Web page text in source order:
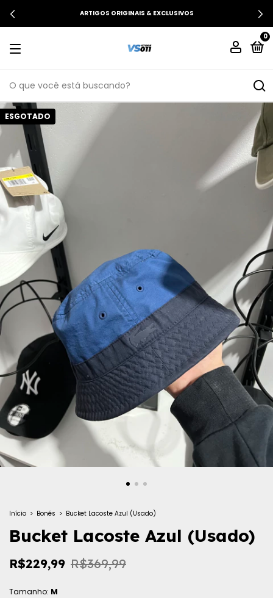
ARTIGOS ORIGINAIS & EXCLUSIVOS
0
ESGOTADO
Início > Bonés > Bucket Lacoste Azul (Usado)
Bucket Lacoste Azul (Usado)
R$229,99 R$369,99
Tamanho: M